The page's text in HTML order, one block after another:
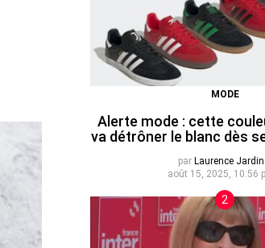
MODE
Alerte mode : cette
va détrôner le blanc dès
par Laurence Jardin
août 15, 2025, 10:56